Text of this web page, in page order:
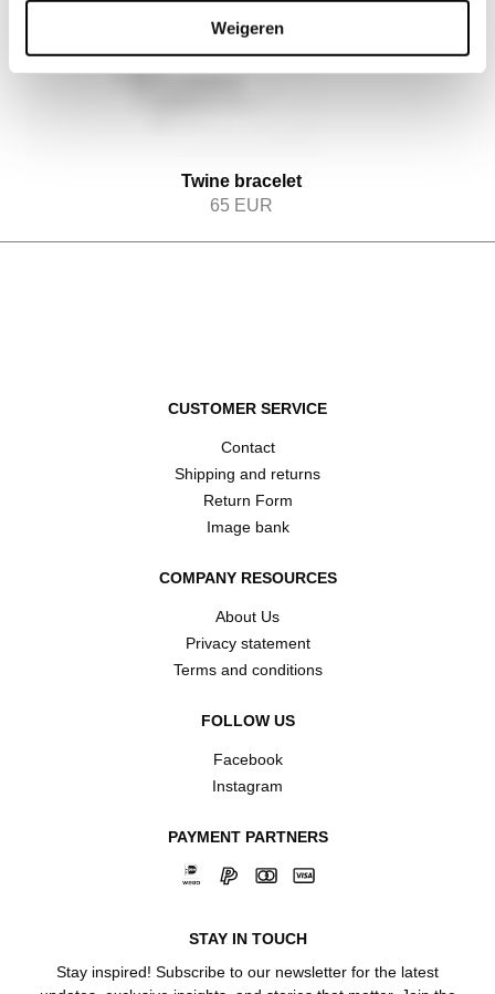
Weigeren
Twine bracelet
65 EUR
CUSTOMER SERVICE
Contact
Shipping and returns
Return Form
Image bank
COMPANY RESOURCES
About Us
Privacy statement
Terms and conditions
FOLLOW US
Facebook
Instagram
PAYMENT PARTNERS
STAY IN TOUCH
Stay inspired! Subscribe to our newsletter for the latest